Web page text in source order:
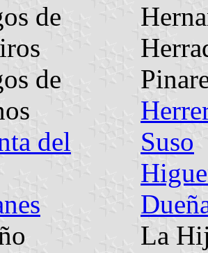
de
de
del
Suso
La